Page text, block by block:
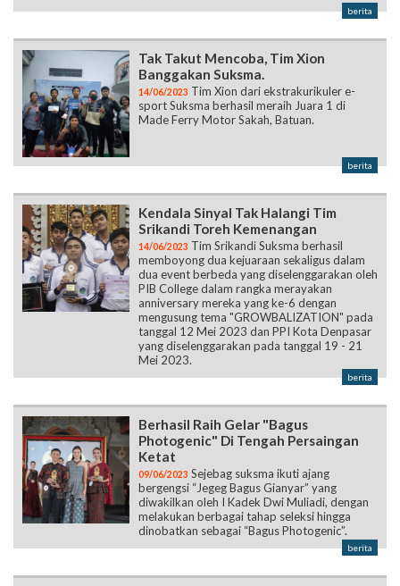
berita
Tak Takut Mencoba, Tim Xion
Banggakan Suksma.
14/06/2023 Tim Xion dari ekstrakurikuler e-
sport Suksma berhasil meraih Juara 1 di
Made Ferry Motor Sakah, Batuan.
berita
Kendala Sinyal Tak Halangi Tim
Srikandi Toreh Kemenangan
14/06/2023 Tim Srikandi Suksma berhasil
memboyong dua kejuaraan sekaligus dalam
dua event berbeda yang diselenggarakan oleh
PIB College dalam rangka merayakan
anniversary mereka yang ke-6 dengan
mengusung tema "GROWBALIZATION" pada
tanggal 12 Mei 2023 dan PPI Kota Denpasar
yang diselenggarakan pada tanggal 19 - 21
Mei 2023.
berita
Berhasil Raih Gelar "Bagus
Photogenic" Di Tengah Persaingan
Ketat
09/06/2023 Sejebag suksma ikuti ajang
bergengsi “Jegeg Bagus Gianyar” yang
diwakilkan oleh I Kadek Dwi Muliadi, dengan
melakukan berbagai tahap seleksi hingga
dinobatkan sebagai “Bagus Photogenic”.
berita